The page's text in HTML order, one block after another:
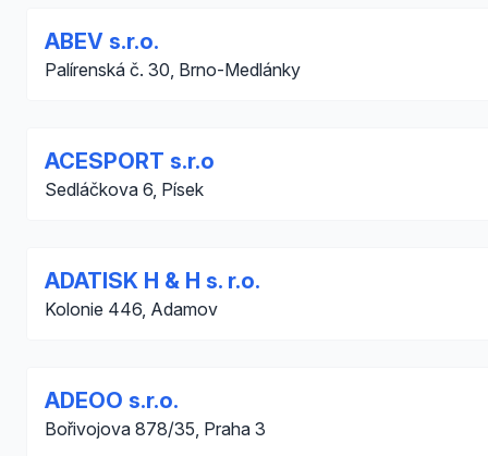
ABEV s.r.o.
Palírenská č. 30, Brno-Medlánky
ACESPORT s.r.o
Sedláčkova 6, Písek
ADATISK H & H s. r.o.
Kolonie 446, Adamov
ADEOO s.r.o.
Bořivojova 878/35, Praha 3